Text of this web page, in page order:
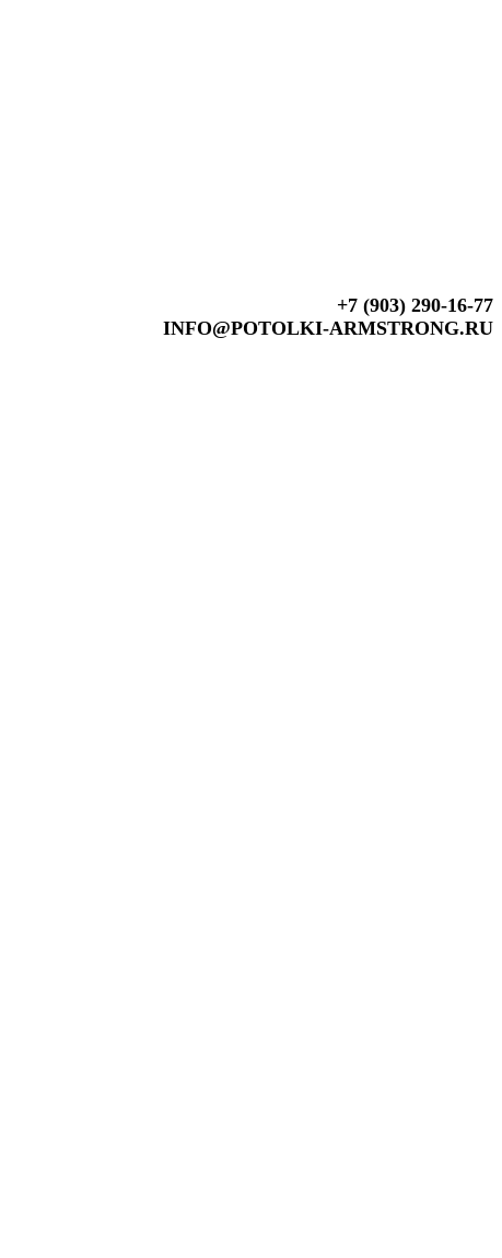
+7 (903) 290-16-77
INFO@POTOLKI-ARMSTRONG.RU